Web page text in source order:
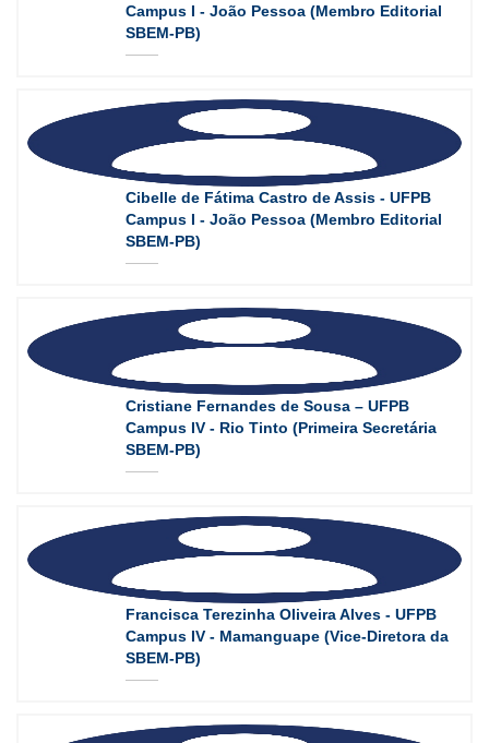
Campus I - João Pessoa (Membro Editorial
SBEM-PB)
Cibelle de Fátima Castro de Assis - UFPB
Campus I - João Pessoa (Membro Editorial
SBEM-PB)
Cristiane Fernandes de Sousa – UFPB
Campus IV - Rio Tinto (Primeira Secretária
SBEM-PB)
Francisca Terezinha Oliveira Alves - UFPB
Campus IV - Mamanguape (Vice-Diretora da
SBEM-PB)